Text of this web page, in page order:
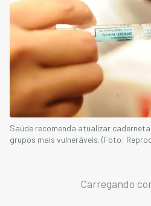
Saúde recomenda atualizar
grupos mais vulneráveis. (Foto:
Carregando